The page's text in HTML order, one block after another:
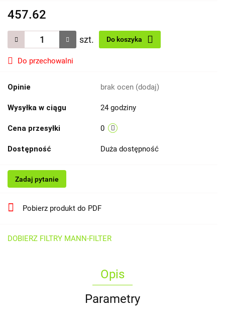
457.62
szt. Do koszyka
Do przechowalni
Opinie brak ocen (dodaj)
Wysyłka w ciągu 24 godziny
Cena przesyłki 0
Dostępność Duża dostępność
Zadaj pytanie
Pobierz produkt do PDF
DOBIERZ FILTRY MANN-FILTER
Opis
Parametry